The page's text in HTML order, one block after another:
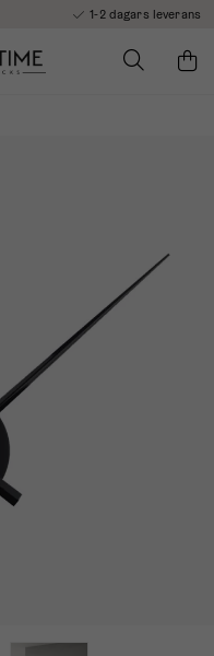
1-2 dagars leverans